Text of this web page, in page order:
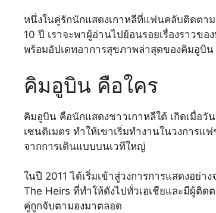
หนึ่งในคู่รักนักแสดงเกาหลีที่แฟนคลับติดต
10 ปี เราจะพาผู้อ่านไปย้อนรอยเรื่องราว
พร้อมอัปเดทอาการสุขภาพล่าสุดของคิมอูบิน
คิมอูบิน คือใคร
คิมอูบิน คือนักแสดงชาวเกาหลีใต้ เกิดเมื่อ
เซนติเมตร ทำให้เขาเริ่มทำงานในวงการ
จากการเดินแบบบนเวทีใหญ่
ในปี 2011 ได้เริ่มเข้าสู่วงการการแสดงอย่า
The Heirs ที่ทำให้ดังไปทั่วเอเชียและมีผู้ติ
คู่ถูกจับตามองมาตลอด